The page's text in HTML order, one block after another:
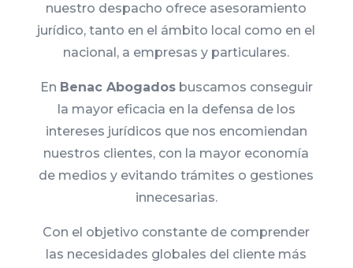
nuestro despacho ofrece asesoramiento
jurídico, tanto en el ámbito local como en el
nacional, a empresas y particulares.
En Benac Abogados buscamos conseguir
la mayor eficacia en la defensa de los
intereses jurídicos que nos encomiendan
nuestros clientes, con la mayor economía
de medios y evitando trámites o gestiones
innecesarias.
Con el objetivo constante de comprender
las necesidades globales del cliente más